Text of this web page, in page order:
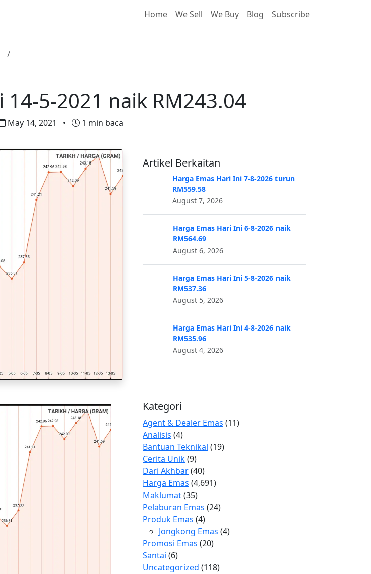
Home We Sell We Buy Blog Subscribe
5-2021 naik RM243.04
May 14, 2021 • 1 min baca
Artikel Berkaitan
Harga Emas Hari Ini 7-8-2026 turun
RM559.58
August 7, 2026
Harga Emas Hari Ini 6-8-2026 naik
RM564.69
August 6, 2026
Harga Emas Hari Ini 5-8-2026 naik
RM537.36
August 5, 2026
Harga Emas Hari Ini 4-8-2026 naik
RM535.96
August 4, 2026
Kategori
Agent & Dealer Emas (11)
Analisis (4)
Bantuan Teknikal (19)
Cerita Unik(9)
Dari Akhbar(40)
Harga Emas (4,691)
Maklumat(35)
Pelaburan Emas (24)
Produk Emas (4)
Jongkong Emas (4)
Promosi Emas (20)
Santai (6)
Uncategorized (118)